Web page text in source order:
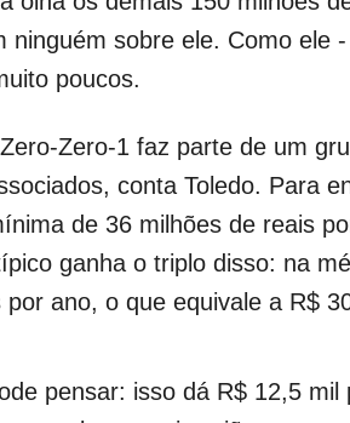
ninguém sobre ele. Como ele
poucos.
Zero-1 faz parte de um
conta Toledo. Para
de 36 milhões de reais
ganha o triplo disso: na
por ano, o que equivale a R$
pensar: isso dá R$ 12,5